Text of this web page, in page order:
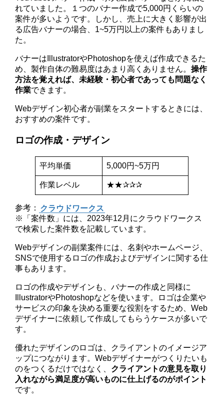
れていました。１つのバナー作成で5,000円くらいの
案件が多いようです。しかし、売上に大きく影響が出
る広告バナーの場合、1~5万円以上の案件もありまし
た。
バナーはIllustratorやPhotoshopを使えば作成できるた
め、製作自体の難易度はあまり高くありません。操作
方法を覚えれば、未経験・初心者であっても問題なく
作業できます。
Webデザイン初心者が副業をスタートするときには、
おすすめの案件です。
ロゴの作成・デザイン
平均単価 5,000円~5万円
作業レベル ★★✰✰✰
参考： クラウドワークス
※「案件数」には、2023年12月にクラウドワークス
で検索した案件数を記載しています。
Webデザインの副業案件には、名刺やホームページ、
SNSで使用するロゴの作成およびデザインに関する仕
事もあります。
ロゴの作成やデザインも、バナーの作成と同様に
IllustratorやPhotoshopなどを使います。ロゴは企業や
サービスの印象を決める重要な役割をするため、Web
デザイナーに依頼して作成してもらうケースが多いで
す。
優れたデザインのロゴは、クライアントのイメージア
ップにつながります。Webデザイナーがつくりたいも
のをつくるだけではなく、 クライアントの意見を取り
入れながら満足度が高いものに仕上げるのがポイント
です。